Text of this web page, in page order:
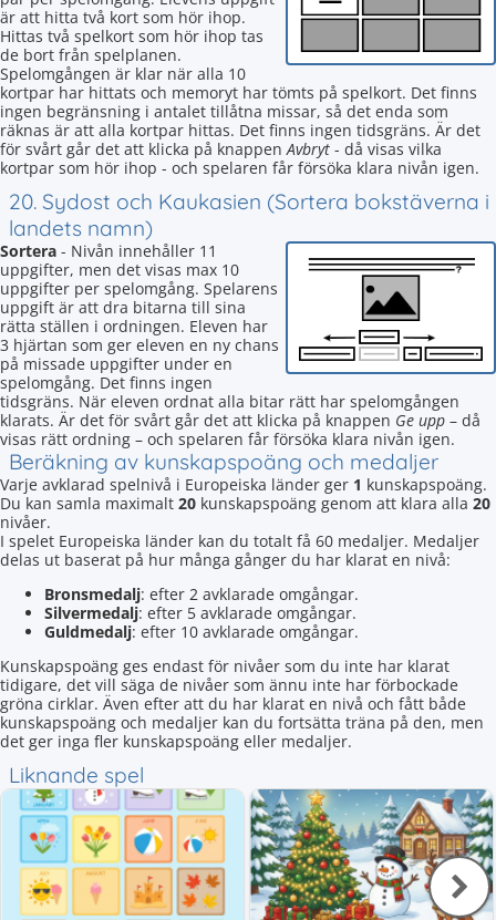
är att hitta två kort som hör ihop.
Hittas två spelkort som hör ihop tas
de bort från spelplanen.
Spelomgången är klar när alla 10
kortpar har hittats och memoryt har tömts på spelkort. Det finns
ingen begränsning i antalet tillåtna missar, så det enda som
räknas är att alla kortpar hittas. Det finns ingen tidsgräns. Är det
för svårt går det att klicka på knappenAvbryt - då visas vilka
kortpar som hör ihop - och spelaren får försöka klara nivån igen.
20. Sydost och Kaukasien (Sortera bokstäverna i
landets namn)
Sortera - Nivån innehåller 11
uppgifter, men det visas max 10
uppgifter per spelomgång. Spelarens
uppgift är att dra bitarna till sina
rätta ställen i ordningen. Eleven har
3 hjärtan som ger eleven en ny chans
på missade uppgifter under en
spelomgång. Det finns ingen
tidsgräns. När eleven ordnat alla bitar rätt har spelomgången
klarats. Är det för svårt går det att klicka på knappen Ge upp – då
visas rätt ordning – och spelaren får försöka klara nivån igen.
Beräkning av kunskapspoäng och medaljer
Varje avklarad spelnivå i Europeiska länder ger 1 kunskapspoäng.
Du kan samla maximalt 20 kunskapspoäng genom att klara alla 20
nivåer.
I spelet Europeiska länder kan du totalt få 60 medaljer. Medaljer
delas ut baserat på hur många gånger du har klarat en nivå:
Bronsmedalj: efter 2 avklarade omgångar.
Silvermedalj: efter 5 avklarade omgångar.
Guldmedalj: efter 10 avklarade omgångar.
Kunskapspoäng ges endast för nivåer som du inte har klarat
tidigare, det vill säga de nivåer som ännu inte har förbockade
gröna cirklar. Även efter att du har klarat en nivå och fått både
kunskapspoäng och medaljer kan du fortsätta träna på den, men
det ger inga fler kunskapspoäng eller medaljer.
Liknande spel